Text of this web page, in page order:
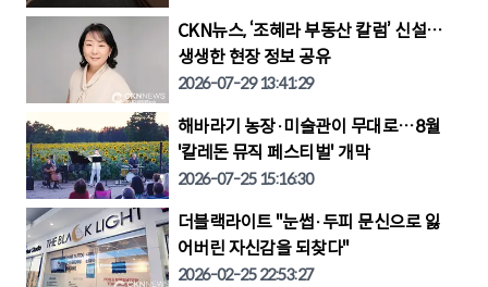
CKN뉴스, ‘조혜라 부동산 칼럼’ 신설…
생생한 현장 정보 공유
2026-07-29 13:41:29
해바라기 농장·미술관이 무대로…8월
'칼레돈 뮤직 페스티벌' 개막
2026-07-25 15:16:30
더블랙라이트 "눈썹·두피 문신으로 잃
어버린 자신감을 되찾다"
2026-02-25 22:53:27